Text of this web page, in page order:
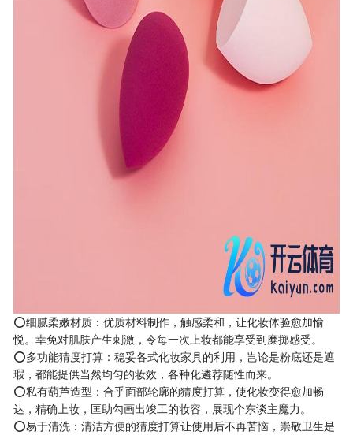
⭕细腻柔嫩材质：优质材料制作，触感柔和，让化妆体验愈加愉
悦。幸免对肌肤产生刺激，令每一次上妆都能享受到糜掷感受。
⭕多功能猜度打算：稳妥各式化妆家具的利用，岂论是粉底还是遮
瑕，都能提供当然均匀的妆效，各种化遴荐随性而来。
⭕私有葫芦造型：合乎面部轮廓的猜度打算，使化妆变得愈加畅
达，精确上妆，匡助勾画出竣工的妆容，展现个东谈主魔力。
⭕易于清洗：清洁方便的猜度打算让使用后不再苦恼，崇敬卫生是